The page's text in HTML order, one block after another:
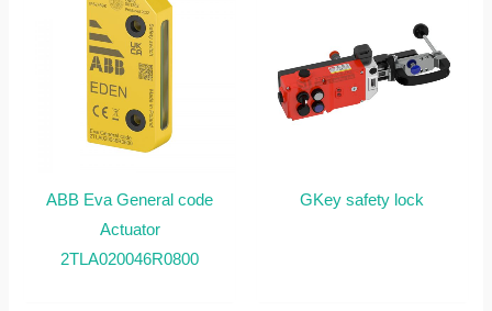
ABB Eva General code
Actuator
2TLA020046R0800
GKey safety lock